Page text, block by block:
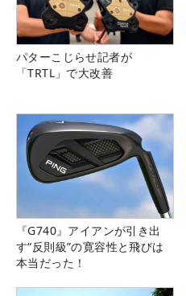
パターこじらせ記者が
「TRTL」で大改善
『G740』アイアンが引き出
す“反則級”の寛容性と飛びは
本当だった！